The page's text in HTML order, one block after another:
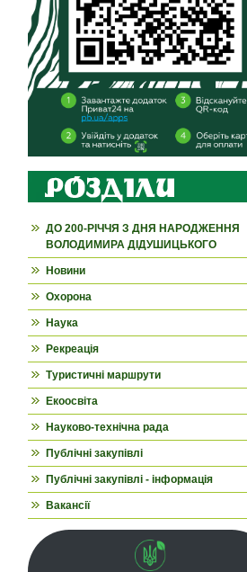
ДО 200-РІЧЧЯ З ДНЯ НАРОДЖЕННЯ
ВОЛОДИМИРА ДІДУШИЦЬКОГО
Новини
Охорона
Наука
Рекреація
Туристичні маршрути
Екоосвіта
Науково-технічна рада
Публічні закупівлі
Публічні закупівлі - інформація
Вакансії